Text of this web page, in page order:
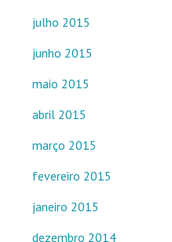
julho 2015
junho 2015
maio 2015
abril 2015
março 2015
fevereiro 2015
janeiro 2015
dezembro 2014